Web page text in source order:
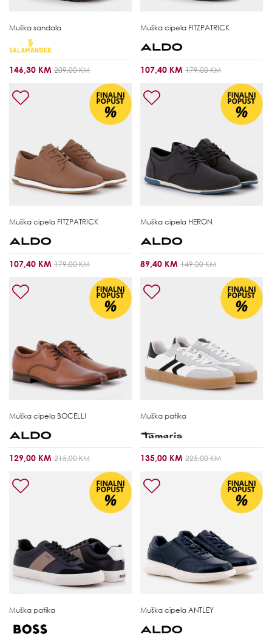
Muška sandala
146,30 KM 209,00 KM
Muška cipela FITZPATRICK
107,40 KM 179,00 KM
Muška cipela FITZPATRICK
107,40 KM 179,00 KM
Muška cipela HERON
89,40 KM 149,00 KM
Muška cipela BOCELLI
129,00 KM 215,00 KM
Muška patika
135,00 KM 225,00 KM
Muška patika Muška cipela ANTLEY